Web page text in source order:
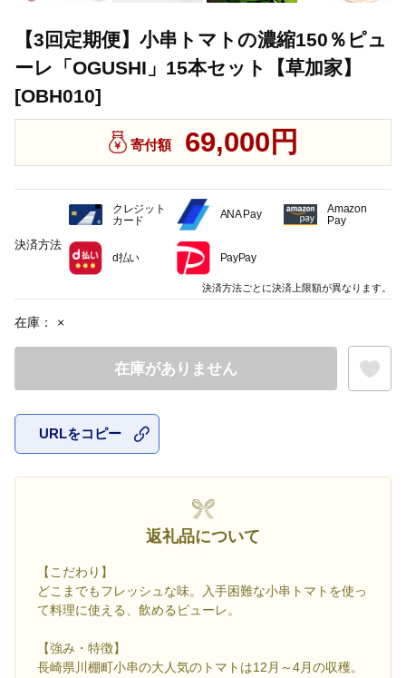
【3回定期便】小串トマトの濃縮150％ピュ
ーレ「OGUSHI」15本セット【草加家】
[OBH010]
寄付額 69,000円
在庫： ×
在庫がありません
URLをコピー
返礼品について
【こだわり】
どこまでもフレッシュな味。入手困難な小串トマトを使っ
て料理に使える、飲めるピューレ。
【強み・特徴】
長崎県川棚町小串の大人気のトマトは12月～4月の収穫。
決済方法
クレジット
カード
ANA Pay
Amazon
Pay
d払い PayPay
決済方法ごとに決済上限額が異なります。